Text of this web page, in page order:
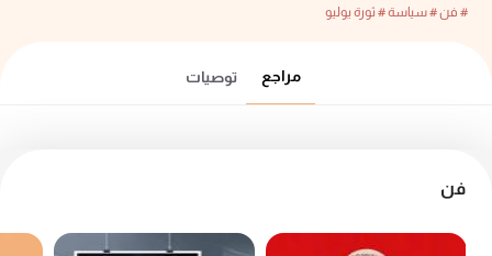
# فن# سياسة# ثورة يوليو
مراجع توصيات
فن